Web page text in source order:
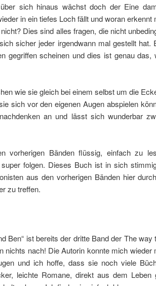
sich hinaus wächst doch der Eine
in ein tiefes Loch fällt und woran erkennt
Dies sind alles fragen, die nicht
sicher jeder irgendwann mal gestellt hat.
gegriffen scheinen und dies ist genau das,
wie sie gleich bei einem selbst um die
sich vor den eigenen Augen abspielen
an und lässt sich wunderbar
vorherigen Bänden flüssig, einfach zu
folgen. Dieses Buch ist in sich
aus den vorherigen Bänden hier
zu treffen.
Ben“ ist bereits der dritte Band der The way
nichts nach! Die Autorin konnte mich wieder
und ich hoffe, dass sie noch viele
leichte Romane, direkt aus dem Leben